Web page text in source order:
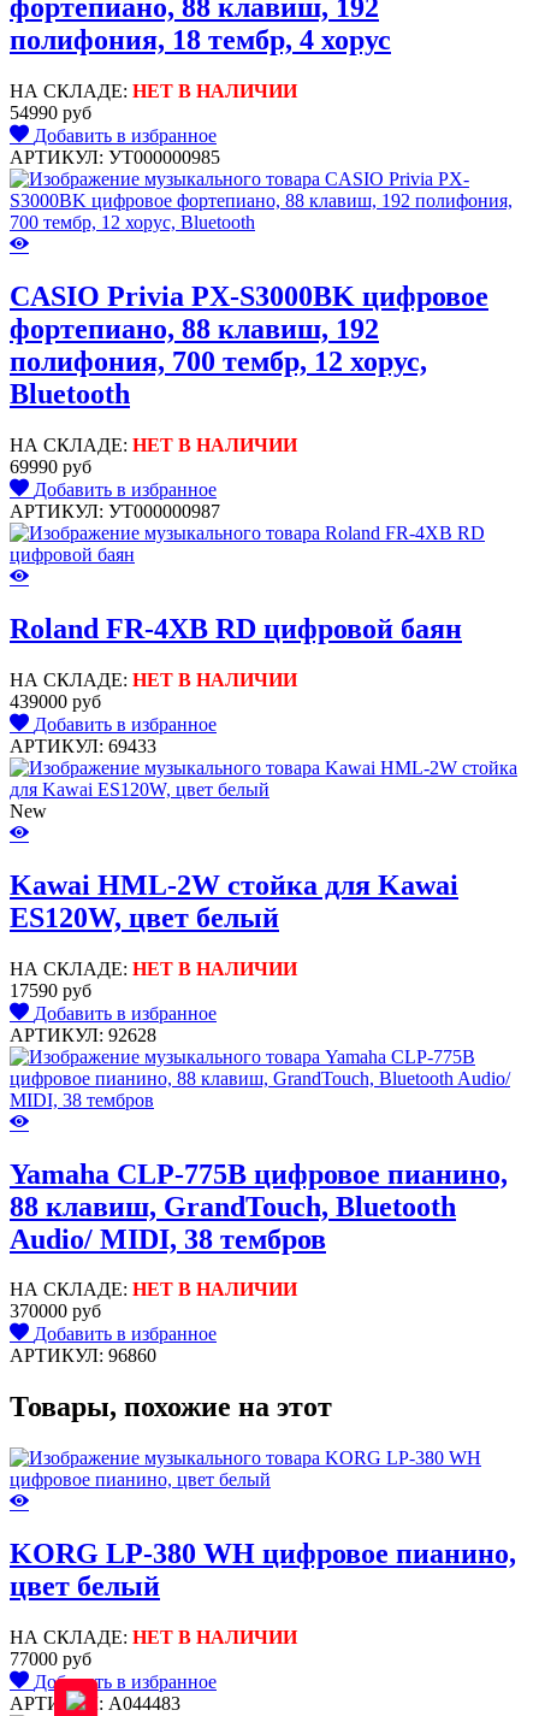
фортепиано, 88 клавиш, 192
полифония, 18 тембр, 4 хорус
НА СКЛАДЕ: НЕТ В НАЛИЧИИ
54990 руб
Добавить в избранное
АРТИКУЛ: УТ000000985
CASIO Privia PX-S3000BK цифровое
фортепиано, 88 клавиш, 192
полифония, 700 тембр, 12 хорус,
Bluetooth
НА СКЛАДЕ: НЕТ В НАЛИЧИИ
69990 руб
Добавить в избранное
АРТИКУЛ: УТ000000987
Roland FR-4XB RD цифровой баян
НА СКЛАДЕ: НЕТ В НАЛИЧИИ
439000 руб
Добавить в избранное
АРТИКУЛ: 69433
New
Kawai HML-2W стойка для Kawai
ES120W, цвет белый
НА СКЛАДЕ: НЕТ В НАЛИЧИИ
17590 руб
Добавить в избранное
АРТИКУЛ: 92628
Yamaha CLP-775B цифровое пианино,
88 клавиш, GrandTouch, Bluetooth
Audio/ MIDI, 38 тембров
НА СКЛАДЕ: НЕТ В НАЛИЧИИ
370000 руб
Добавить в избранное
АРТИКУЛ: 96860
Товары, похожие на этот
KORG LP-380 WH цифровое пианино,
цвет белый
НА СКЛАДЕ: НЕТ В НАЛИЧИИ
77000 руб
Добавить в избранное
АРТИКУЛ: A044483